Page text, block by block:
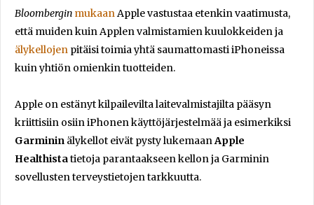
Bloombergin mukaanApple vastustaa etenkin vaatimusta,
että muiden kuin Applen valmistamien kuulokkeiden ja
älykellojen pitäisi toimia yhtä saumattomasti iPhoneissa
kuin yhtiön omienkin tuotteiden.
Apple on estänyt kilpailevilta laitevalmistajilta pääsyn
kriittisiin osiin iPhonen käyttöjärjestelmää ja esimerkiksi
Garminin älykellot eivät pysty lukemaanApple
Healthistatietoja parantaakseen kellon ja Garminin
sovellusten terveystietojen tarkkuutta.